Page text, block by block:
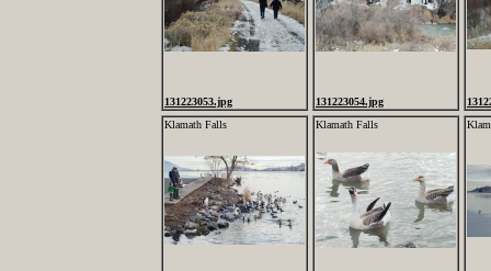
131223053.jpg 131223054.jpg
Klamath Falls
Klamath Falls